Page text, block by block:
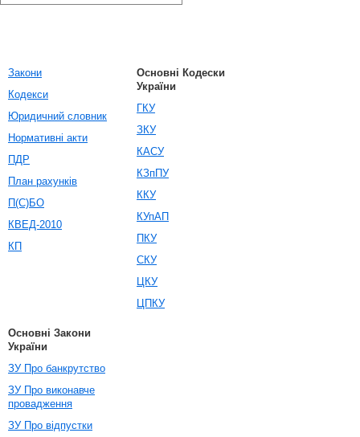
Закони
Кодекси
Юридичний словник
Нормативні акти
ПДР
План рахунків
П(С)БО
КВЕД-2010
КП
Основні Кодески
України
ГКУ
ЗКУ
КАСУ
КЗпПУ
ККУ
КУпАП
ПКУ
СКУ
ЦКУ
ЦПКУ
Основні Закони
України
ЗУ Про банкрутство
ЗУ Про виконавче
провадження
ЗУ Про відпустки